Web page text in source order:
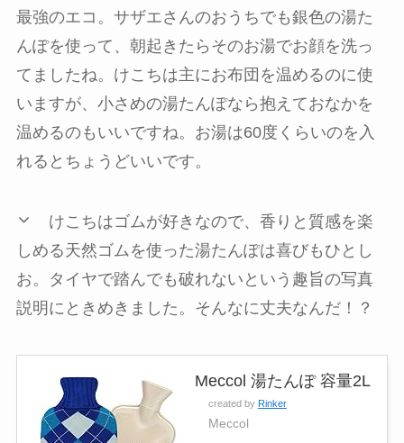
最強のエコ。サザエさんのおうちでも銀色の湯た
んぽを使って、朝起きたらそのお湯でお顔を洗っ
てましたね。けこちは主にお布団を温めるのに使
いますが、小さめの湯たんぽなら抱えておなかを
温めるのもいいですね。お湯は60度くらいのを入
れるとちょうどいいです。
けこちはゴムが好きなので、香りと質感を楽
しめる天然ゴムを使った湯たんぽは喜びもひとし
お。タイヤで踏んでも破れないという趣旨の写真
説明にときめきました。そんなに丈夫なんだ！？
Meccol 湯たんぽ 容量2L
created by Rinker
Meccol